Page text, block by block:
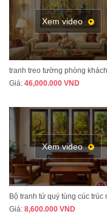
Xem video
Giá: 46,000.000 VND
Xem video
Giá: 8,600.000 VND